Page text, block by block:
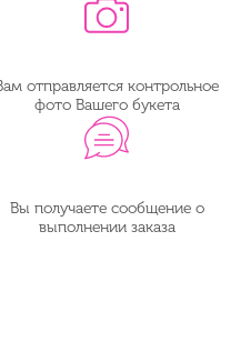
отправляется контрольное
фото Вашего букета
Вы получаете сообщение о
выполнении заказа